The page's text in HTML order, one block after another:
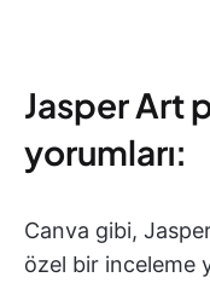
Jasper Art
yorumları:
Canva gibi,
özel bir inceleme